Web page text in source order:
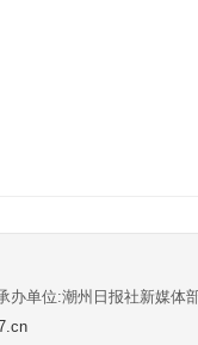
办单位:潮州日报社新媒体